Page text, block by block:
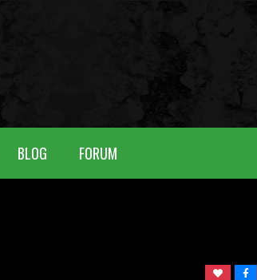
BLOG FORUM